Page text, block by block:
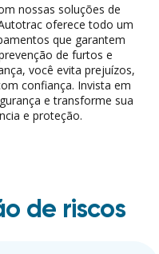
nossas soluções de
oferece todo um
que garantem
de furtos e
você evita prejuízos,
confiança. Invista em
e transforme sua
e proteção.
de riscos